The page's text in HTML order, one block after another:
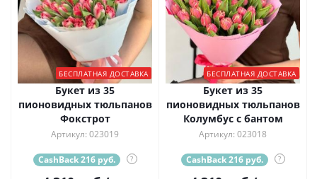
БЕСПЛАТНАЯ ДОСТАВКА
Букет из 35
пионовидных тюльпанов
Фокстрот
Артикул: 023019
CashBack 216 руб. ?
БЕСПЛАТНАЯ ДОСТАВКА
Букет из 35
пионовидных тюльпанов
Колумбус с бантом
Артикул: 023018
CashBack 216 руб. ?